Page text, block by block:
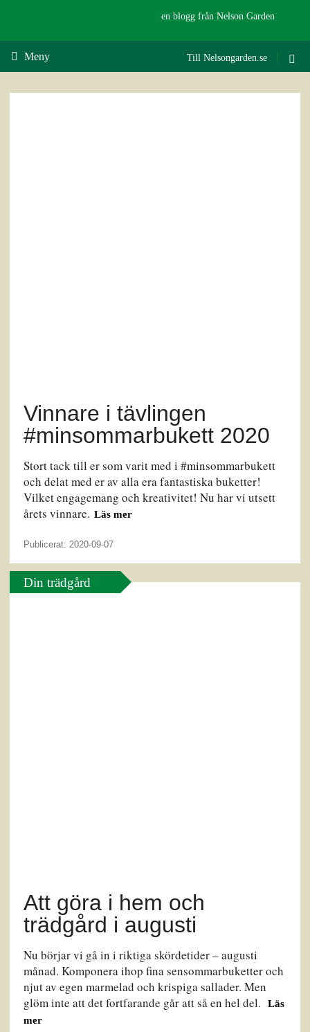
en blogg från Nelson Garden
Meny Till Nelsongarden.se
Vinnare i tävlingen
#minsommarbukett 2020
Stort tack till er som varit med i #minsommarbukett
och delat med er av alla era fantastiska buketter!
Vilket engagemang och kreativitet! Nu har vi utsett
årets vinnare. Läs mer
Publicerat: 2020-09-07
Din trädgård
Att göra i hem och
trädgård i augusti
Nu börjar vi gå in i riktiga skördetider – augusti
månad. Komponera ihop fina sensommarbuketter och
njut av egen marmelad och krispiga sallader. Men
glöm inte att det fortfarande går att så en hel del.
Läs
mer